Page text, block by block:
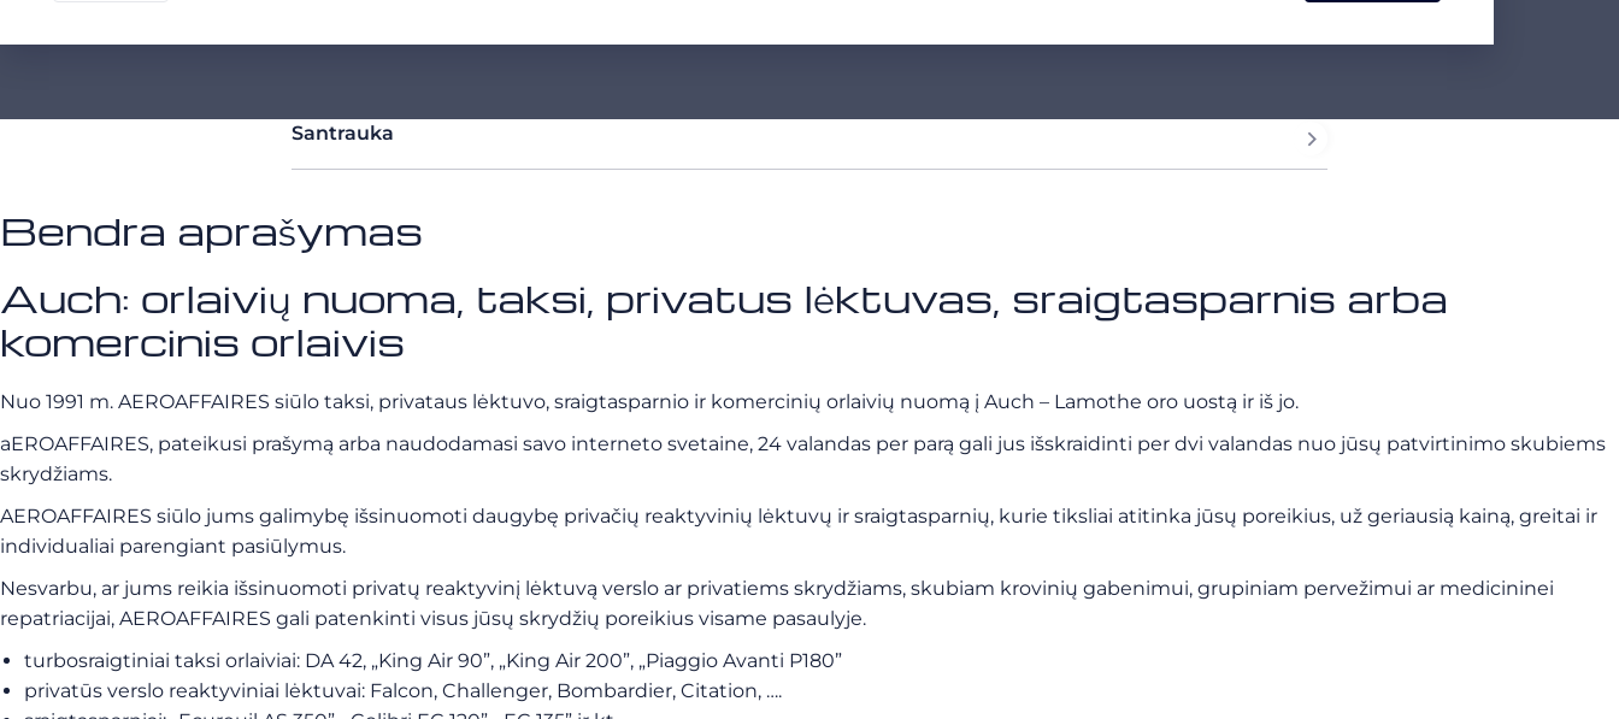
Santrauka
Bendra aprašymas
Auch: orlaivių nuoma, taksi, privatus lėktuvas, sraigtasparnis arba
komercinis orlaivis
Nuo 1991 m. AEROAFFAIRES siūlo taksi, privataus lėktuvo, sraigtasparnio ir komercinių orlaivių nuomą į Auch – Lamothe oro uostą ir iš jo.
aEROAFFAIRES, pateikusi prašymą arba naudodamasi savo interneto svetaine, 24 valandas per parą gali jus išskraidinti per dvi valandas nuo jūsų patvirtinimo skubiems
skrydžiams.
AEROAFFAIRES siūlo jums galimybę išsinuomoti daugybę privačių reaktyvinių lėktuvų ir sraigtasparnių, kurie tiksliai atitinka jūsų poreikius, už geriausią kainą, greitai ir
individualiai parengiant pasiūlymus.
Nesvarbu, ar jums reikia išsinuomoti privatų reaktyvinį lėktuvą verslo ar privatiems skrydžiams, skubiam krovinių gabenimui, grupiniam pervežimui ar medicininei
repatriacijai, AEROAFFAIRES gali patenkinti visus jūsų skrydžių poreikius visame pasaulyje.
turbosraigtiniai taksi orlaiviai: DA 42, „King Air 90”, „King Air 200”, „Piaggio Avanti P180”
privatūs verslo reaktyviniai lėktuvai: Falcon, Challenger, Bombardier, Citation, ….